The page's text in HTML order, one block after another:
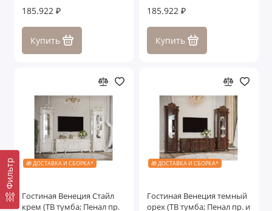
Фильтр
185.922 ₽
Купить
185.922 ₽
Купить
🎁 ДОСТАВКА И СБОРКА*
Гостиная Венеция Стайл
крем (ТВ тумба; Пенал пр.
🎁 ДОСТАВКА И СБОРКА*
Гостиная Венеция темный
орех (ТВ тумба; Пенал пр. и